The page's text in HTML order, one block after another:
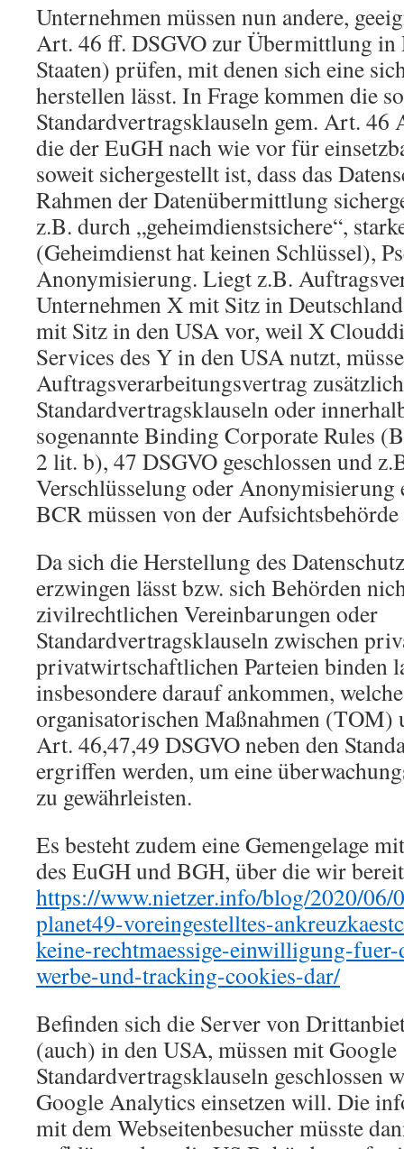
Unternehmen müssen nun andere,
Art. 46 ff. DSGVO zur Übermittlung
Staaten) prüfen, mit denen sich eine
herstellen lässt. In Frage kommen die
Standardvertragsklauseln gem. Art. 46
die der EuGH nach wie vor für
soweit sichergestellt ist, dass das
Rahmen der Datenübermittlung
z.B. durch „geheimdienstsichere“,
(Geheimdienst hat keinen Schlüssel),
Anonymisierung. Liegt z.B.
Unternehmen X mit Sitz in
mit Sitz in den USA vor, weil X
Services des Y in den USA nutzt,
Auftragsverarbeitungsvertrag
Standardvertragsklauseln oder
sogenannte Binding Corporate Rules
2 lit. b), 47 DSGVO geschlossen und
Verschlüsselung oder Anonymisierung
BCR müssen von der
Da sich die Herstellung des
erzwingen lässt bzw. sich Behörden
zivilrechtlichen Vereinbarungen oder
Standardvertragsklauseln zwischen
privatwirtschaftlichen Parteien binden
insbesondere darauf ankommen,
organisatorischen Maßnahmen (TOM)
Art. 46,47,49 DSGVO neben den
ergriffen werden, um eine
zu gewährleisten.
Es besteht zudem eine Gemengelage
des EuGH und BGH, über die wir
https://www.nietzer.info/blog/2020/
planet49-voreingestelltes-
keine-rechtmaessige-einwilligung-
werbe-und-tracking-cookies-dar/
Befinden sich die Server von
(auch) in den USA, müssen mit Google
Standardvertragsklauseln geschlossen
Google Analytics einsetzen will. Die
mit dem Webseitenbesucher müsste